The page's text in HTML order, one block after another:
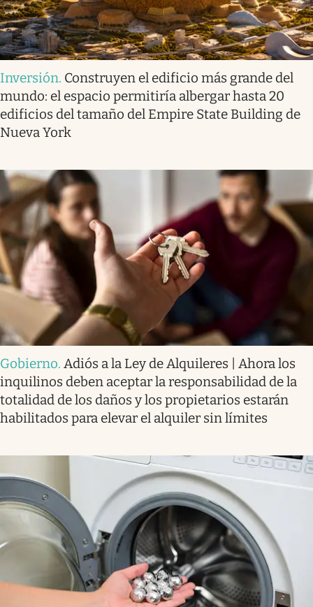
Inversión. Construyen el edificio más grande del
mundo: el espacio permitiría albergar hasta 20
edificios del tamaño del Empire State Building de
Nueva York
Gobierno. Adiós a la Ley de Alquileres | Ahora los
inquilinos deben aceptar la responsabilidad de la
totalidad de los daños y los propietarios estarán
habilitados para elevar el alquiler sin límites